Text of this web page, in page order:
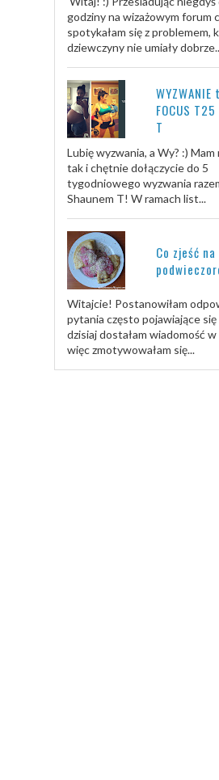
godziny na wizażowym forum
spotykałam się z problemem,
dziewczyny nie umiały
FOCUS
T
Lubię wyzwania, a Wy? :) Mam
tak i chętnie dołączycie do 5
tygodniowego wyzwania
Shaunem T! W ramach list...
Co zjeść na
Witajcie! Postanowiłam
pytania często pojawiające
dzisiaj dostałam wiadomość
więc zmotywowałam się...